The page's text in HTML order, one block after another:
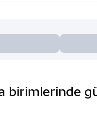
birimlerinde